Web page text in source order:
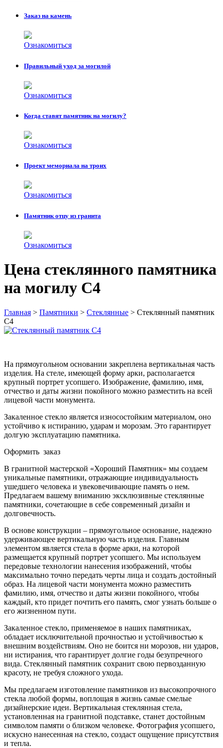
Заказ на камень
Ознакомиться
Правильный уход за могилой
Ознакомиться
Когда ставят памятник на могилу?
Ознакомиться
Проект мемориала на троих
Ознакомиться
Памятник отцу из гранита
Ознакомиться
Цена стеклянного памятника
на могилу С4
Главная > Памятники > Стеклянные > Стеклянный памятник
С4
На прямоугольном основании закреплена вертикальная часть
изделия. На стеле, имеющей форму арки, располагается
крупный портрет усопшего. Изображение, фамилию, имя,
отчество и даты жизни покойного можно разместить на всей
лицевой части монумента.
Закаленное стекло является износостойким материалом, оно
устойчиво к истиранию, ударам и морозам. Это гарантирует
долгую эксплуатацию памятника.
Оформить заказ
В гранитной мастерской «Хороший Памятник» мы создаем
уникальные памятники, отражающие индивидуальность
ушедшего человека и увековечивающие память о нем.
Предлагаем вашему вниманию эксклюзивные стеклянные
памятники, сочетающие в себе современный дизайн и
долговечность.
В основе конструкции – прямоугольное основание, надежно
удерживающее вертикальную часть изделия. Главным
элементом является стела в форме арки, на которой
размещается крупный портрет усопшего. Мы используем
передовые технологии нанесения изображений, чтобы
максимально точно передать черты лица и создать достойный
образ. На лицевой части монумента можно разместить
фамилию, имя, отчество и даты жизни покойного, чтобы
каждый, кто придет почтить его память, смог узнать больше о
его жизненном пути.
Закаленное стекло, применяемое в наших памятниках,
обладает исключительной прочностью и устойчивостью к
внешним воздействиям. Оно не боится ни морозов, ни ударов,
ни истирания, что гарантирует долгие годы безупречного
вида. Стеклянный памятник сохранит свою первозданную
красоту, не требуя сложного ухода.
Мы предлагаем изготовление памятников из высокопрочного
стекла любой формы, воплощая в жизнь самые смелые
дизайнерские идеи. Вертикальная стеклянная стела,
установленная на гранитной подставке, станет достойным
символом памяти о близком человеке. Фотография усопшего,
искусно нанесенная на стекло, создаст ощущение присутствия
и тепла.